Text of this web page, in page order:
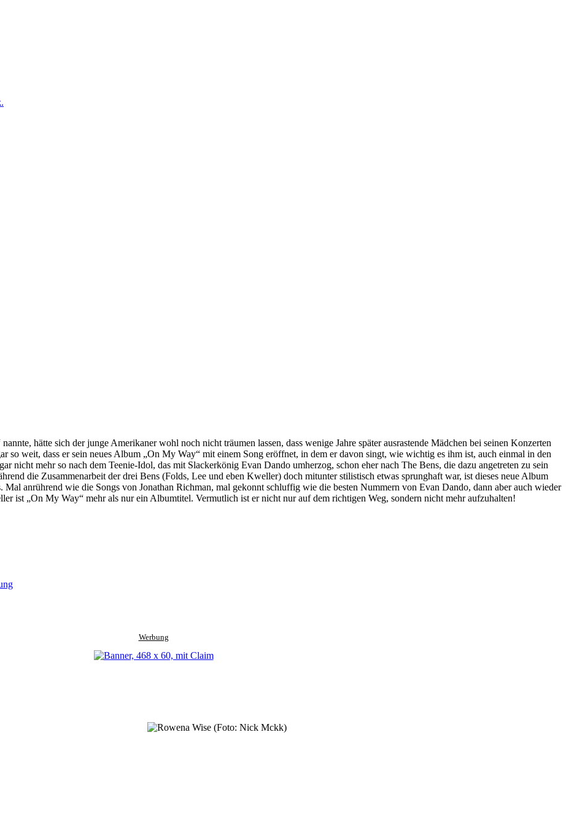
hätte sich der junge Amerikaner wohl noch nicht träumen lassen, dass wenige Jahre später ausrastende Mädchen bei seinen Konzerten
so weit, dass er sein neues Album „On My Way“ mit einem Song eröffnet, in dem er davon singt, wie wichtig es ihm ist, auch einmal in den
nicht mehr so nach dem Teenie-Idol, das mit Slackerkönig Evan Dando umherzog, schon eher nach The Bens, die dazu angetreten zu sein
die Zusammenarbeit der drei Bens (Folds, Lee und eben Kweller) doch mitunter stilistisch etwas sprunghaft war, ist dieses neue Album
anrührend wie die Songs von Jonathan Richman, mal gekonnt schluffig wie die besten Nummern von Evan Dando, dann aber auch wieder
ist „On My Way“ mehr als nur ein Albumtitel. Vermutlich ist er nicht nur auf dem richtigen Weg, sondern nicht mehr aufzuhalten!
Werbung